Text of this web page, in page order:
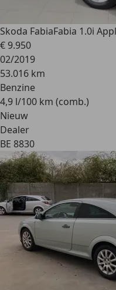
Skoda FabiaFabia 1.0i
€ 9.950
02/2019
53.016 km
Benzine
4,9 l/100 km (comb.)
Nieuw
Dealer
BE 8830